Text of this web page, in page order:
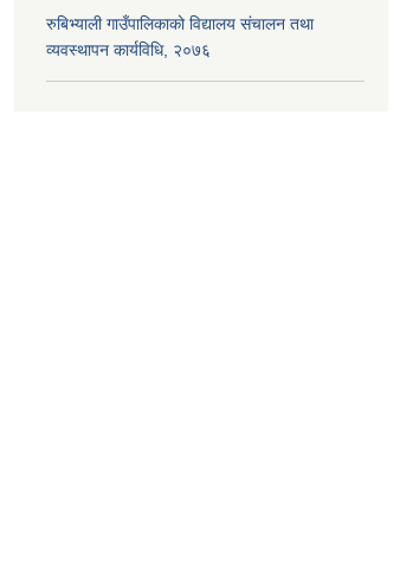
रुबिभ्याली गाउँपालिकाको विद्यालय संचालन तथा
व्यवस्थापन कार्यविधि, २०७६